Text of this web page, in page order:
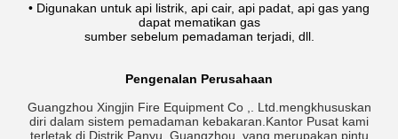
• Digunakan untuk api listrik, api cair, api padat, api gas yang
dapat mematikan gas
sumber sebelum pemadaman terjadi, dll.
Pengenalan Perusahaan
Guangzhou Xingjin Fire Equipment Co ,. Ltd.mengkhususkan
diri dalam sistem pemadaman kebakaran.Kantor Pusat kami
terletak di Distrik Panyu, Guangzhou, yang merupakan pintu